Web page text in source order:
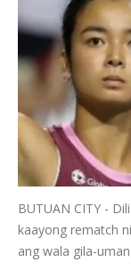
BUTUAN CITY -
kaayong rematch
ang wala gila-